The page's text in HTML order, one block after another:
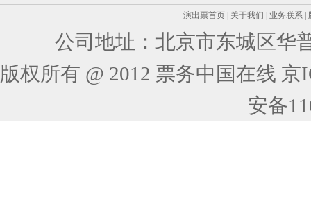
演出票首页 关于我们 业务联系
公司地址：北京市东城区华
版权所有 @ 2012 票务中国在线
安备